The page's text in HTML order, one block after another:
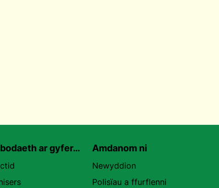
ar gyfer… Amdanom ni
Newyddion
Polisïau a ffurflenni